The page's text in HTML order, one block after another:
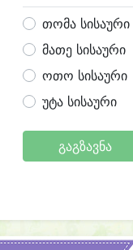
თომა სისაური
მათე სისაური
ოთო სისაური
უტა სისაური
გაგზავნა